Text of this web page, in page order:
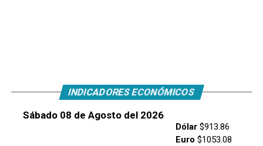
INDICADORES ECONÓMICOS
Sábado 08 de Agosto del 2026
Dólar$913.86
Euro $1053.08